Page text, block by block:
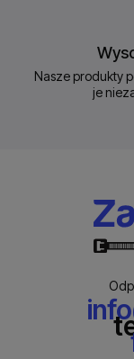
Nasze produkty
je